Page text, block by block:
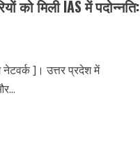
को मिली IAS में पदोन्नति:
]। उत्तर प्रदेश में